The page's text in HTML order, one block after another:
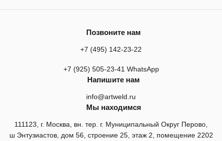
Позвоните нам
+7 (495) 142-23-22
+7 (925) 505-23-41 WhatsApp
Напишите нам
info@artweld.ru
Мы находимся
111123, г. Москва, вн. тер. г. Муниципальный Округ Перово,
ш Энтузиастов, дом 56, строение 25, этаж 2, помещение 2202